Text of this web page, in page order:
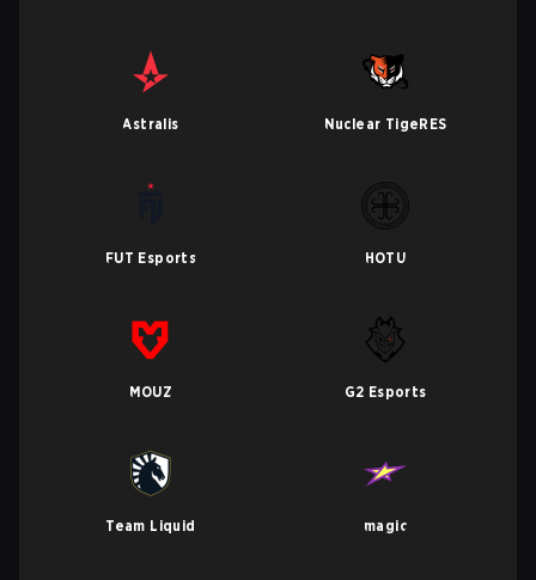
Astralis Nuclear TigeRES
FUT Esports HOTU
MOUZ G2 Esports
Team Liquid magic